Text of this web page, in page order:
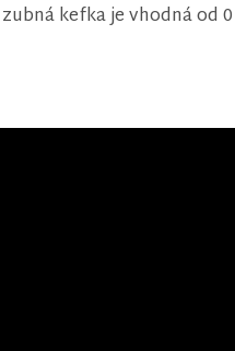
kefka je vhodná od